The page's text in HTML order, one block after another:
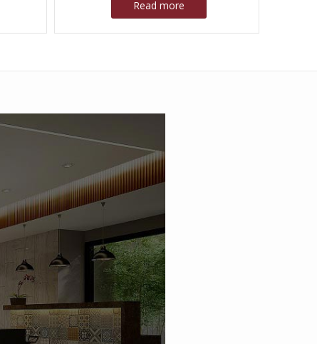
Read more